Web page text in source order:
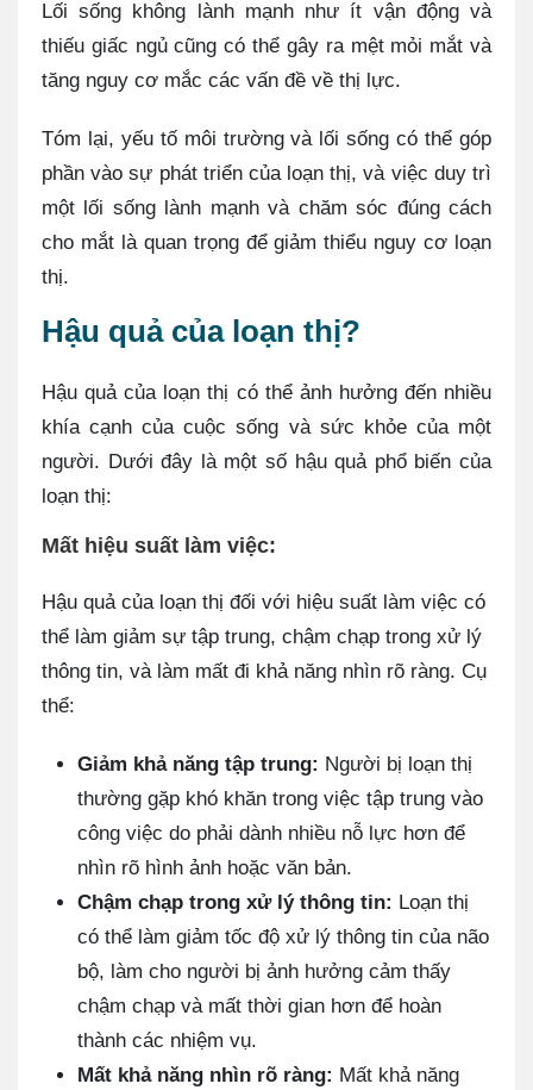
Lối sống không lành mạnh như ít vận động và
thiếu giấc ngủ cũng có thể gây ra mệt mỏi mắt và
tăng nguy cơ mắc các vấn đề về thị lực.
Tóm lại, yếu tố môi trường và lối sống có thể góp
phần vào sự phát triển của loạn thị, và việc duy trì
một lối sống lành mạnh và chăm sóc đúng cách
cho mắt là quan trọng để giảm thiểu nguy cơ loạn
thị.
Hậu quả của loạn thị?
Hậu quả của loạn thị có thể ảnh hưởng đến nhiều
khía cạnh của cuộc sống và sức khỏe của một
người. Dưới đây là một số hậu quả phổ biến của
loạn thị:
Mất hiệu suất làm việc:
Hậu quả của loạn thị đối với hiệu suất làm việc có
thể làm giảm sự tập trung, chậm chạp trong xử lý
thông tin, và làm mất đi khả năng nhìn rõ ràng. Cụ
thể:
Giảm khả năng tập trung: Người bị loạn thị
thường gặp khó khăn trong việc tập trung vào
công việc do phải dành nhiều nỗ lực hơn để
nhìn rõ hình ảnh hoặc văn bản.
Chậm chạp trong xử lý thông tin: Loạn thị
có thể làm giảm tốc độ xử lý thông tin của não
bộ, làm cho người bị ảnh hưởng cảm thấy
chậm chạp và mất thời gian hơn để hoàn
thành các nhiệm vụ.
Mất khả năng nhìn rõ ràng: Mất khả năng